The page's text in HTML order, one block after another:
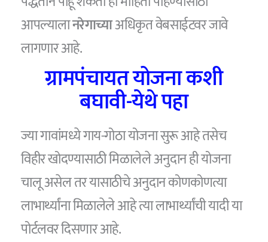
आपल्यालानरेगाच्याअधिकृत वेबसाईटवर जावे
लागणार आहे.
ग्रामपंचायत योजना कशी
बघावी-येथे पहा
ज्या गावांमध्ये गाय-गोठा योजना सुरू आहे तसेच
विहीर खोदण्यासाठी मिळालेले अनुदान ही योजना
चालू असेल तर यासाठीचे अनुदान कोणकोणत्या
लाभार्थ्यांना मिळालेले आहे त्या लाभार्थ्यांची यादी या
पोर्टलवर दिसणार आहे.